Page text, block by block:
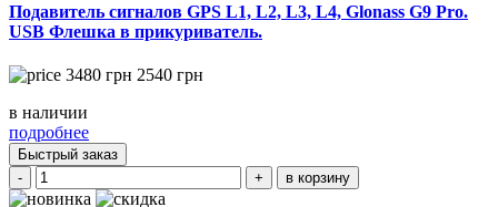
Подавитель сигналов GPS L1, L2, L3, L4, Glonass G9 Pro.
USB Флешка в прикуриватель.
3480 грн 2540 грн
в наличии
подробнее
Быстрый заказ
-
+ в корзину